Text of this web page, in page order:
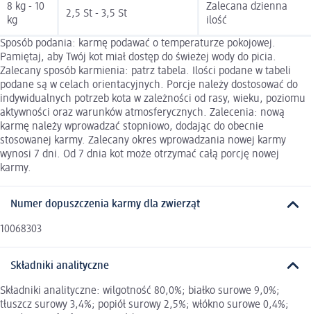
8 kg - 10
kg
2,5 St - 3,5 St
Zalecana dzienna
ilość
Sposób podania: karmę podawać o temperaturze pokojowej.
Pamiętaj, aby Twój kot miał dostęp do świeżej wody do picia.
Zalecany sposób karmienia: patrz tabela. Ilości podane w tabeli
podane są w celach orientacyjnych. Porcje należy dostosować do
indywidualnych potrzeb kota w zależności od rasy, wieku, poziomu
aktywności oraz warunków atmosferycznych. Zalecenia: nową
karmę należy wprowadzać stopniowo, dodając do obecnie
stosowanej karmy. Zalecany okres wprowadzania nowej karmy
wynosi 7 dni. Od 7 dnia kot może otrzymać całą porcję nowej
karmy.
Numer dopuszczenia karmy dla zwierząt
10068303
Składniki analityczne
Składniki analityczne: wilgotność 80,0%; białko surowe 9,0%;
tłuszcz surowy 3,4%; popiół surowy 2,5%; włókno surowe 0,4%;